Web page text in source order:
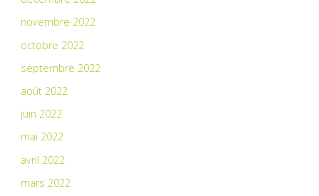
novembre 2022
octobre 2022
septembre 2022
août 2022
juin 2022
mai 2022
avril 2022
mars 2022